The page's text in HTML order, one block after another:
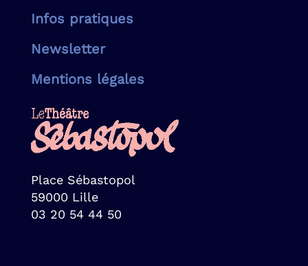
Infos pratiques
Newsletter
Mentions légales
Place Sébastopol
59000 Lille
03 20 54 44 50